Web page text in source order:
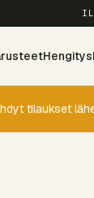
tilaukset